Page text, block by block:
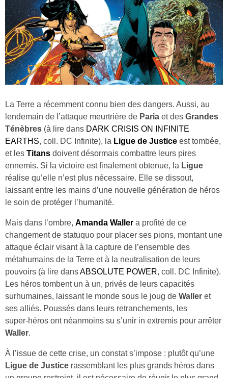
La Terre a récemment connu bien des dangers. Aussi, au
lendemain de l’attaque meurtrière de Paria et des Grandes
Ténèbres (à lire dans DARK CRISIS ON INFINITE
EARTHS, coll. DC Infinite), la Ligue de Justice est tombée,
et les Titans doivent désormais combattre leurs pires
ennemis. Si la victoire est finalement obtenue, la Ligue
réalise qu’elle n’est plus nécessaire. Elle se dissout,
laissant entre les mains d’une nouvelle génération de héros
le soin de protéger l’humanité.
Mais dans l’ombre, Amanda Waller a profité de ce
changement de statuquo pour placer ses pions, montant une
attaque éclair visant à la capture de l’ensemble des
métahumains de la Terre et à la neutralisation de leurs
pouvoirs (à lire dansABSOLUTE POWER, coll. DC Infinite).
Les héros tombent un à un, privés de leurs capacités
surhumaines, laissant le monde sous le joug de Waller et
ses alliés. Poussés dans leurs retranchements, les
super‑héros ont néanmoins su s’unir in extremis pour arrêter
Waller.
À l’issue de cette crise, un constat s’impose : plutôt qu’une
Ligue de Justice rassemblant les plus grands héros dans